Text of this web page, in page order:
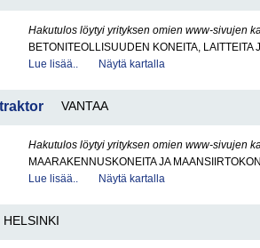
Hakutulos löytyi yrityksen omien www-sivujen
BETONITEOLLISUUDEN KONEITA, LAITTEITA
Lue lisää..
Näytä kartalla
VANTAA
Hakutulos löytyi yrityksen omien www-sivujen
MAARAKENNUSKONEITA JA
Lue lisää..
Näytä kartalla
HELSINKI